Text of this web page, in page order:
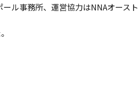
ル事務所、運営協力はNNAオース